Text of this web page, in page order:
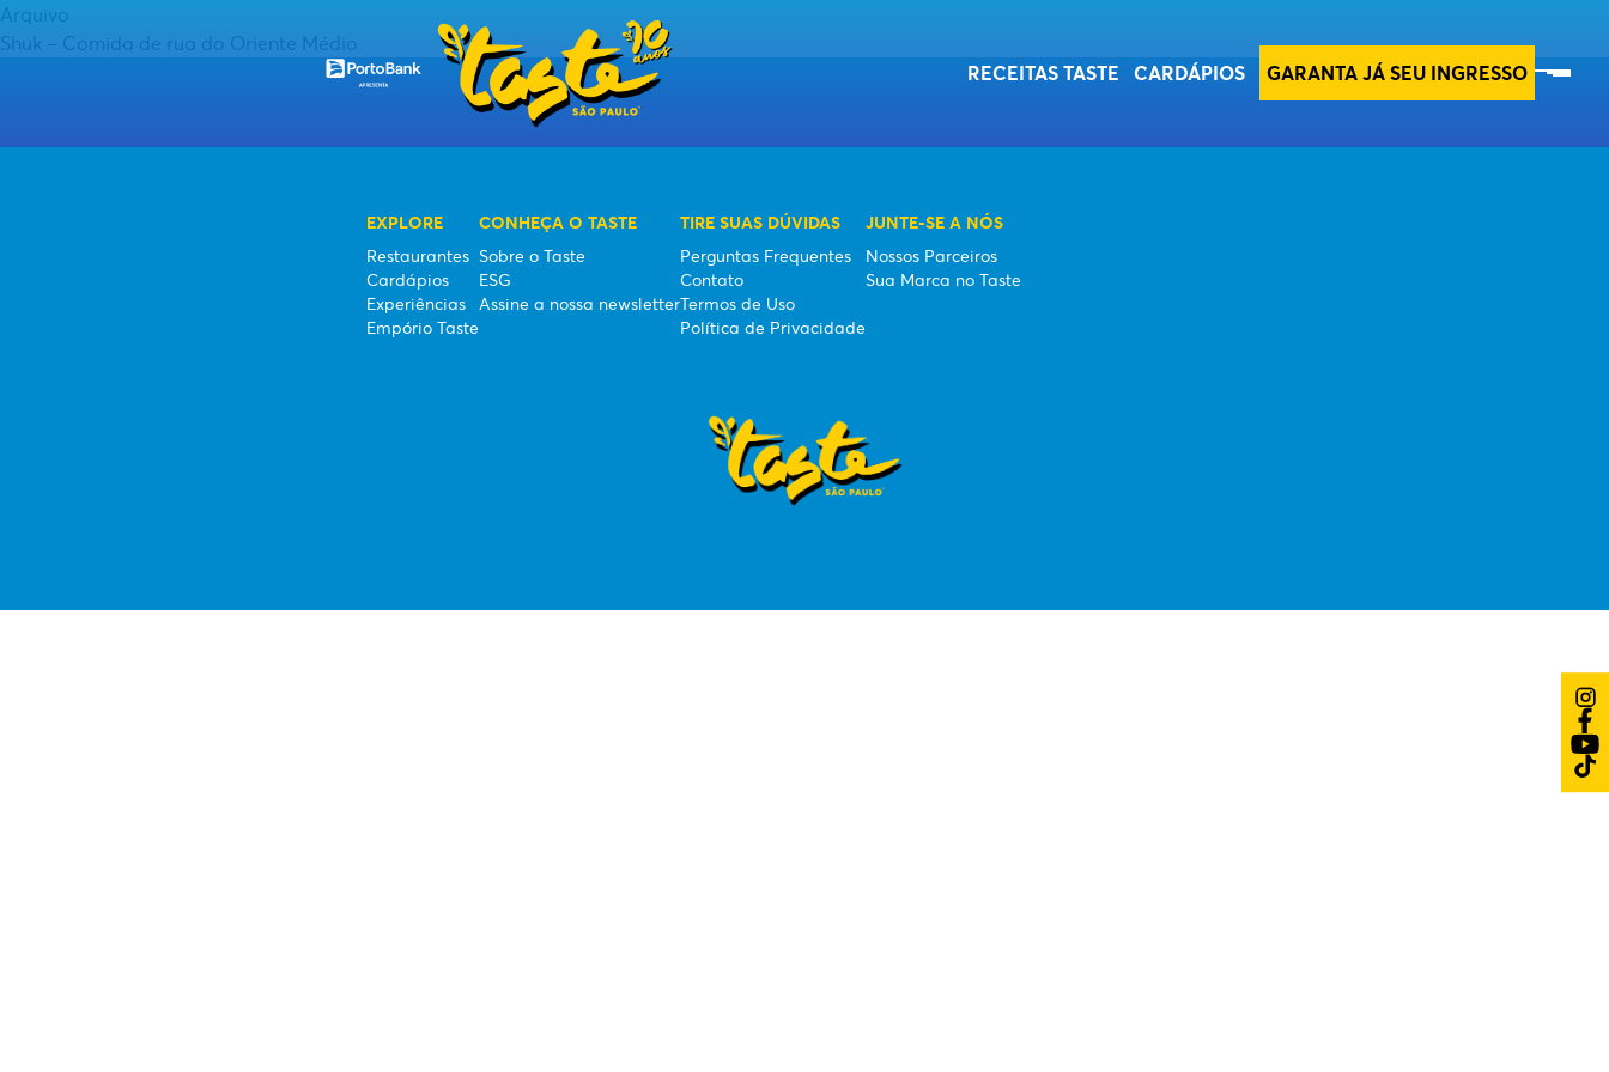
RECEITAS TASTE CARDÁPIOS GARANTA JÁ SEU INGRESSO
RESTAURANTES
EMPÓRIO TASTE
SOBRE O TASTE
ESG
ASSINE A NOSSA NEWSLETTER
Arquivo
Shuk – Comida de rua do Oriente Médio
EXPLORE
Restaurantes
Cardápios
Experiências
Empório Taste
CONHEÇA O TASTE
Sobre o Taste
ESG
Assine a nossa newsletter
TIRE SUAS DÚVIDAS
Perguntas Frequentes
Contato
Termos de Uso
Política de Privacidade
JUNTE-SE A NÓS
Nossos Parceiros
Sua Marca no Taste